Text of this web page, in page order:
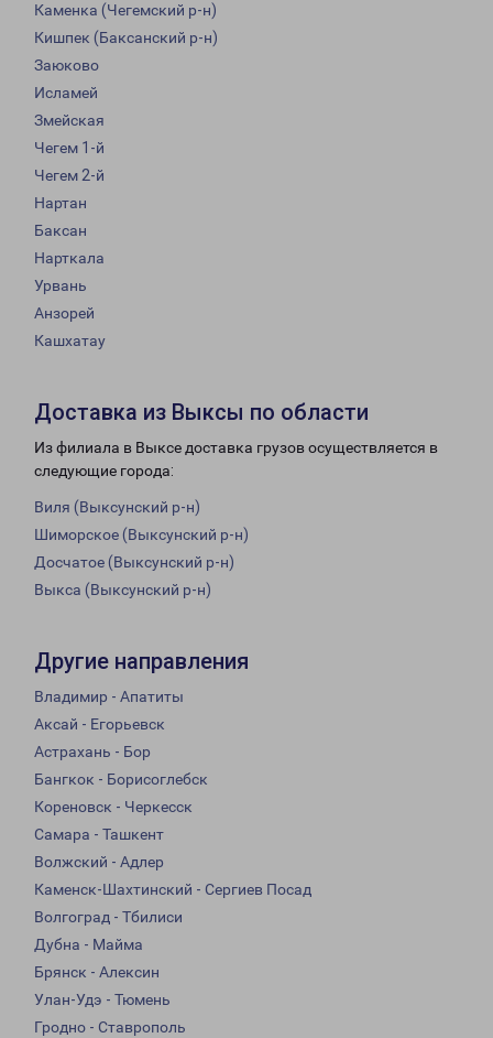
Каменка (Чегемский р-н)
Кишпек (Баксанский р-н)
Заюково
Исламей
Змейская
Чегем 1-й
Чегем 2-й
Нартан
Баксан
Нарткала
Урвань
Анзорей
Кашхатау
Доставка из Выксы по области
Из филиала в Выксе доставка грузов осуществляется в
следующие города:
Виля (Выксунский р-н)
Шиморское (Выксунский р-н)
Досчатое (Выксунский р-н)
Выкса (Выксунский р-н)
Другие направления
Владимир - Апатиты
Аксай - Егорьевск
Астрахань - Бор
Бангкок - Борисоглебск
Кореновск - Черкесск
Самара - Ташкент
Волжский - Адлер
Каменск-Шахтинский - Сергиев Посад
Волгоград - Тбилиси
Дубна - Майма
Брянск - Алексин
Улан-Удэ - Тюмень
Гродно - Ставрополь